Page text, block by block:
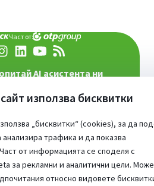
използва бисквитки
„бисквитки“ (cookies), за да
трафика и да показва
от информацията се споделя с
за рекламни и аналитични цели.
относно видовете
Част от:
AI асистента ни
права запазени
от:StudioX